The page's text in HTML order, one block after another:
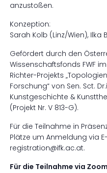
anzustoßen.
Konzeption:
Sarah Kolb (Linz/Wien), Ilka
Gefördert durch den
Wissenschaftsfonds FWF
Richter-Projekts
Forschung“ von Sen. Sct.
Kunstgeschichte &
(Projekt Nr. V 813-G).
Für die Teilnahme in
Plätze um Anmeldung via
registration@ifk.ac.at.
Für die Teilnahme via